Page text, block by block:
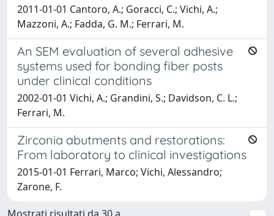
2011-01-01 Cantoro, A.; Goracci, C.; Vichi, A.;
Mazzoni, A.; Fadda, G. M.; Ferrari, M.
An SEM evaluation of several adhesive
systems used for bonding fiber posts
under clinical conditions
2002-01-01 Vichi, A.; Grandini, S.; Davidson, C. L.;
Ferrari, M.
Zirconia abutments and restorations:
From laboratory to clinical investigations
2015-01-01 Ferrari, Marco; Vichi, Alessandro;
Zarone, F.
Mostrati risultati da 30 a